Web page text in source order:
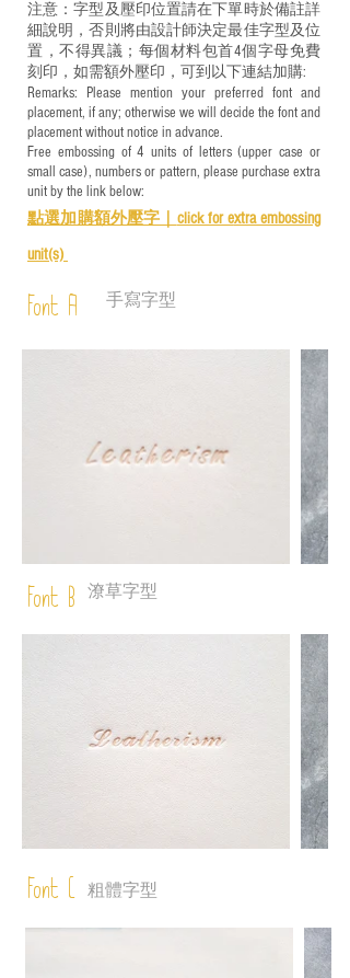
注意：字型及壓印位置請在下單時於備註詳
細說明，否則將由設計師決定最佳字型及位
置，不得異議；每個材料包首4個字母免費
刻印，如需額外壓印，可到以下連結加購:
Remarks: Please mention your preferred font and
placement, if any; otherwise we will decide the font and
placement without notice in advance.
Free embossing of 4 units of letters (upper case or
small case), numbers or pattern, please purchase extra
unit by the link below:
點選加購額外壓字｜ click for extra embossing
unit(s)
Font A 手寫字型
Font B 潦草字型
Font C 粗體字型